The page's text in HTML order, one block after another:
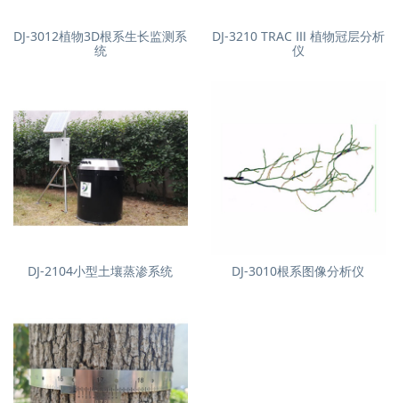
DJ-3012植物3D根系生长监测系
统
DJ-3210 TRAC Ⅲ 植物冠层分析
仪
DJ-2104小型土壤蒸渗系统 DJ-3010根系图像分析仪